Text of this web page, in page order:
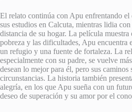
El relato continúa con Apu enfrentando el
sus estudios en Calcuta, mientras lidia
distancia de su hogar. La película
pobreza y las dificultades, Apu encuentra
un refugio y una fuente de fortaleza. La
especialmente con su padre, se vuelve
desean lo mejor para él, pero sus caminos
circunstancias. La historia también
alegría, en los que Apu sueña con un
deseo de superación y su amor por el